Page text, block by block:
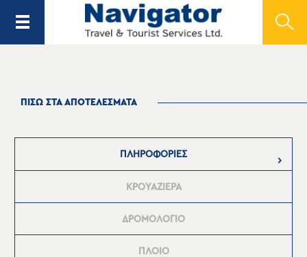
ΠΙΣΩ ΣΤΑ ΑΠΟΤΕΛΕΣΜΑΤΑ
ΠΛΗΡΟΦΟΡΙΕΣ
ΚΡΟΥΑΖΙΕΡΑ
ΔΡΟΜΟΛΟΓΙΟ
ΠΛΟΙΟ